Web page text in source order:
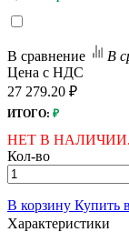
В сравнение
В
Цена с НДС
27 279.20 ₽
ИТОГО: ₽
НЕТ В
Кол-во
В корзину Купить
Характеристики